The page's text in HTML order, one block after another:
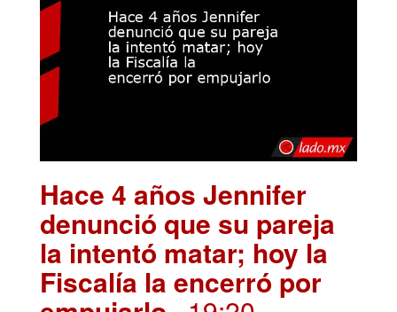
Hace 4 años Jennifer
denunció que su pareja
la intentó matar; hoy la
Fiscalía la encerró por